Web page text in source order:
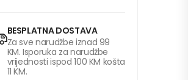
BESPLATNA DOSTAVA
Za sve narudžbe iznad 99
KM. Isporuka za narudžbe
vrijednosti ispod 100 KM košta
11 KM.